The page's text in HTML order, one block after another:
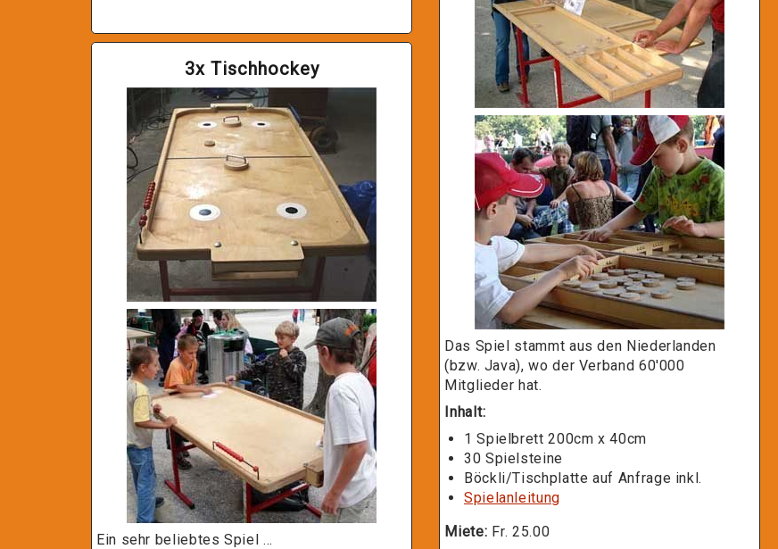
3x Tischhockey
Ein sehr beliebtes Spiel ...
Das Spiel stammt aus den Niederlanden
(bzw. Java), wo der Verband 60'000
Mitglieder hat.
Inhalt:
1 Spielbrett 200cm x 40cm
30 Spielsteine
Böckli/Tischplatte auf Anfrage inkl.
Spielanleitung
Miete: Fr. 25.00